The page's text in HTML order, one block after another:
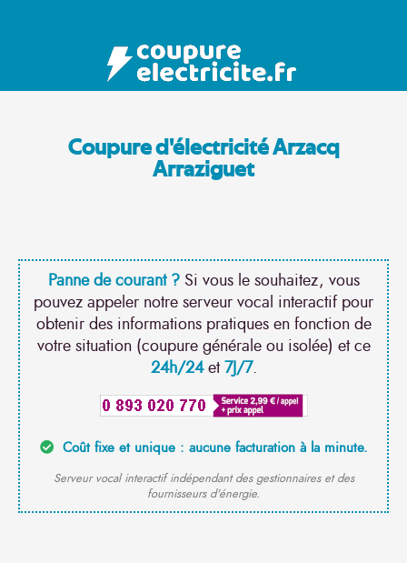
Coupure d'électricité Arzacq
Arraziguet
Panne de courant ?Si vous le souhaitez, vous
pouvez appeler notre serveur vocal interactif pour
obtenir des informations pratiques en fonction de
votre situation (coupure générale ou isolée) et ce
24h/24et7J/7.
Coût fixe et unique : aucune facturation à la minute.
Serveur vocal interactif indépendant des gestionnaires et des
fournisseurs d'énergie.